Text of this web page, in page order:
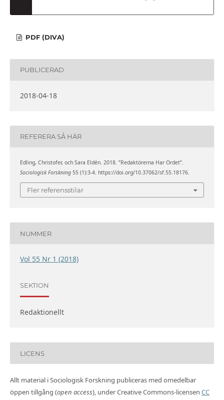
PDF (DIVA)
PUBLICERAD
2018-04-18
REFERERA SÅ HÄR
Edling, Christofer, och Sara Eldén. 2018. ”Redaktörerna Har Ordet”.
Sociologisk Forskning55 (1):3-4. https://doi.org/10.37062/sf.55.18176.
Fler referensstilar
NUMMER
Vol 55 Nr 1 (2018)
SEKTION
Redaktionellt
LICENS
Allt material i Sociologisk Forskning publiceras med omedelbar
öppen tillgång (open access), under Creative Commons-licensen CC